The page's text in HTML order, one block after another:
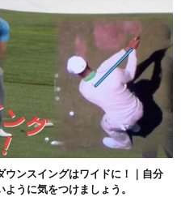
ウンスイングはワイドに！｜自分
うに気をつけましょう。